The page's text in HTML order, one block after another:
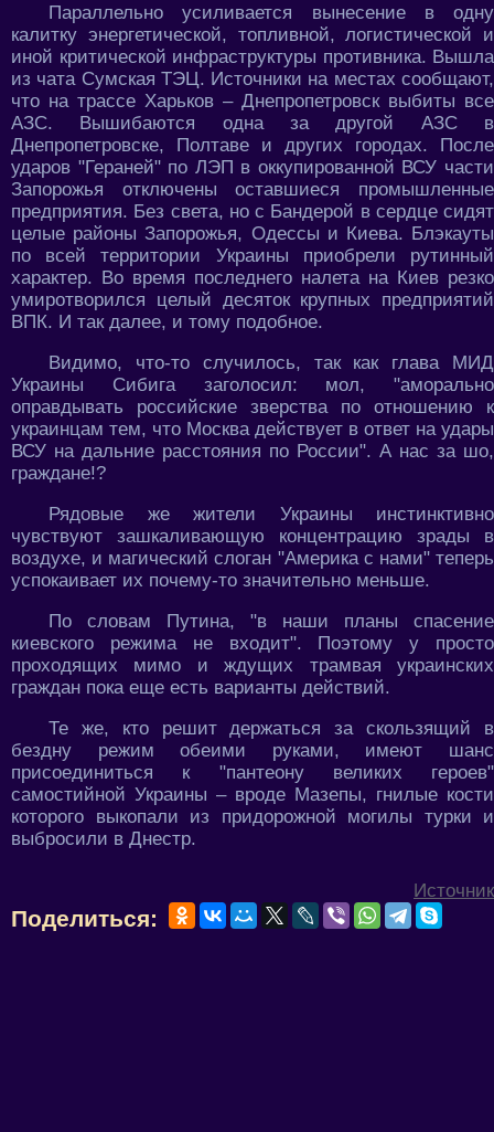
Параллельно усиливается вынесение в одну
калитку энергетической, топливной, логистической и
иной критической инфраструктуры противника. Вышла
из чата Сумская ТЭЦ. Источники на местах сообщают,
что на трассе Харьков – Днепропетровск выбиты все
АЗС. Вышибаются одна за другой АЗС в
Днепропетровске, Полтаве и других городах. После
ударов "Гераней" по ЛЭП в оккупированной ВСУ части
Запорожья отключены оставшиеся промышленные
предприятия. Без света, но с Бандерой в сердце сидят
целые районы Запорожья, Одессы и Киева. Блэкауты
по всей территории Украины приобрели рутинный
характер. Во время последнего налета на Киев резко
умиротворился целый десяток крупных предприятий
ВПК. И так далее, и тому подобное.
Видимо, что-то случилось, так как глава МИД
Украины Сибига заголосил: мол, "аморально
оправдывать российские зверства по отношению к
украинцам тем, что Москва действует в ответ на удары
ВСУ на дальние расстояния по России". А нас за шо,
граждане!?
Рядовые же жители Украины инстинктивно
чувствуют зашкаливающую концентрацию зрады в
воздухе, и магический слоган "Америка с нами" теперь
успокаивает их почему-то значительно меньше.
По словам Путина, "в наши планы спасение
киевского режима не входит". Поэтому у просто
проходящих мимо и ждущих трамвая украинских
граждан пока еще есть варианты действий.
Те же, кто решит держаться за скользящий в
бездну режим обеими руками, имеют шанс
присоединиться к "пантеону великих героев"
самостийной Украины – вроде Мазепы, гнилые кости
которого выкопали из придорожной могилы турки и
выбросили в Днестр.
Источник
Поделиться: